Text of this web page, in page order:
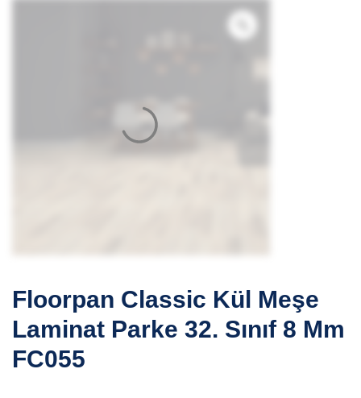
Floorpan Classic Kül Meşe
Laminat Parke 32. Sınıf 8 Mm
FC055